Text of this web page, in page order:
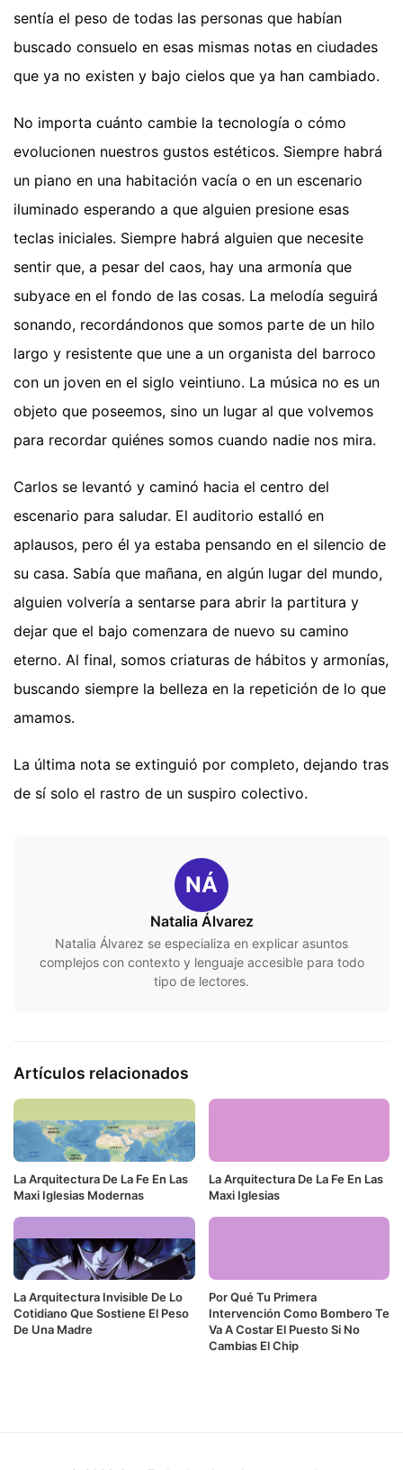
sentía el peso de todas las personas que habían
buscado consuelo en esas mismas notas en ciudades
que ya no existen y bajo cielos que ya han cambiado.
No importa cuánto cambie la tecnología o cómo
evolucionen nuestros gustos estéticos. Siempre habrá
un piano en una habitación vacía o en un escenario
iluminado esperando a que alguien presione esas
teclas iniciales. Siempre habrá alguien que necesite
sentir que, a pesar del caos, hay una armonía que
subyace en el fondo de las cosas. La melodía seguirá
sonando, recordándonos que somos parte de un hilo
largo y resistente que une a un organista del barroco
con un joven en el siglo veintiuno. La música no es un
objeto que poseemos, sino un lugar al que volvemos
para recordar quiénes somos cuando nadie nos mira.
Carlos se levantó y caminó hacia el centro del
escenario para saludar. El auditorio estalló en
aplausos, pero él ya estaba pensando en el silencio de
su casa. Sabía que mañana, en algún lugar del mundo,
alguien volvería a sentarse para abrir la partitura y
dejar que el bajo comenzara de nuevo su camino
eterno. Al final, somos criaturas de hábitos y armonías,
buscando siempre la belleza en la repetición de lo que
amamos.
La última nota se extinguió por completo, dejando tras
de sí solo el rastro de un suspiro colectivo.
NÁ
Natalia Álvarez
Natalia Álvarez se especializa en explicar asuntos
complejos con contexto y lenguaje accesible para todo
tipo de lectores.
Artículos relacionados
La Arquitectura De La Fe En Las
Maxi Iglesias Modernas
La Arquitectura De La Fe En Las
Maxi Iglesias
La Arquitectura Invisible De Lo
Cotidiano Que Sostiene El Peso
De Una Madre
Por Qué Tu Primera
Intervención Como Bombero Te
Va A Costar El Puesto Si No
Cambias El Chip